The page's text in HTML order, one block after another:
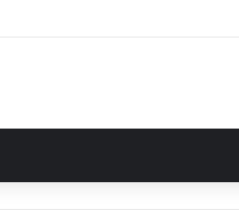
समेत तीन आरोपी गिरफ्तार…